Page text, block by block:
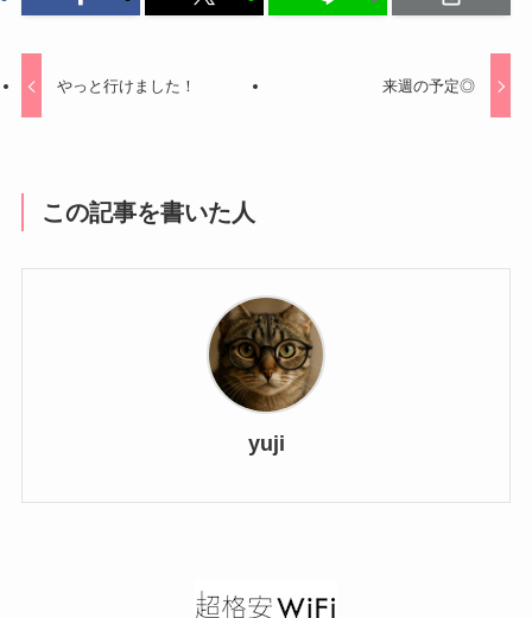
やっと行けました！ 来週の予定◎
この記事を書いた人
yuji